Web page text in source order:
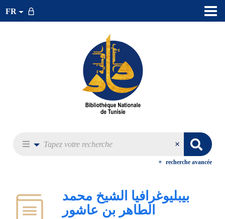
FR
recherche avancée
بيبليوغرافيا الشيخ محمد
الطاهر بن عاشور